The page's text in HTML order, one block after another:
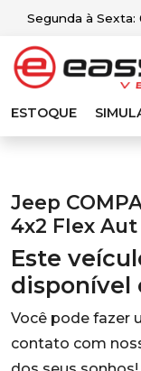
Segunda à Sexta:
ESTOQUE
Jeep
4x2 Flex Aut
Este
disponível
Você pode fazer
contato com